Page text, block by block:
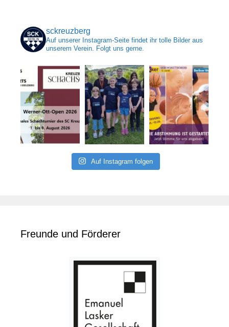
sckreuzberg
Auf unserer Instagram-Seite findet ihr tolle Bilder aus
unserem Verein. Folgt uns gerne.
Auf Instagram folgen
Freunde und Förderer